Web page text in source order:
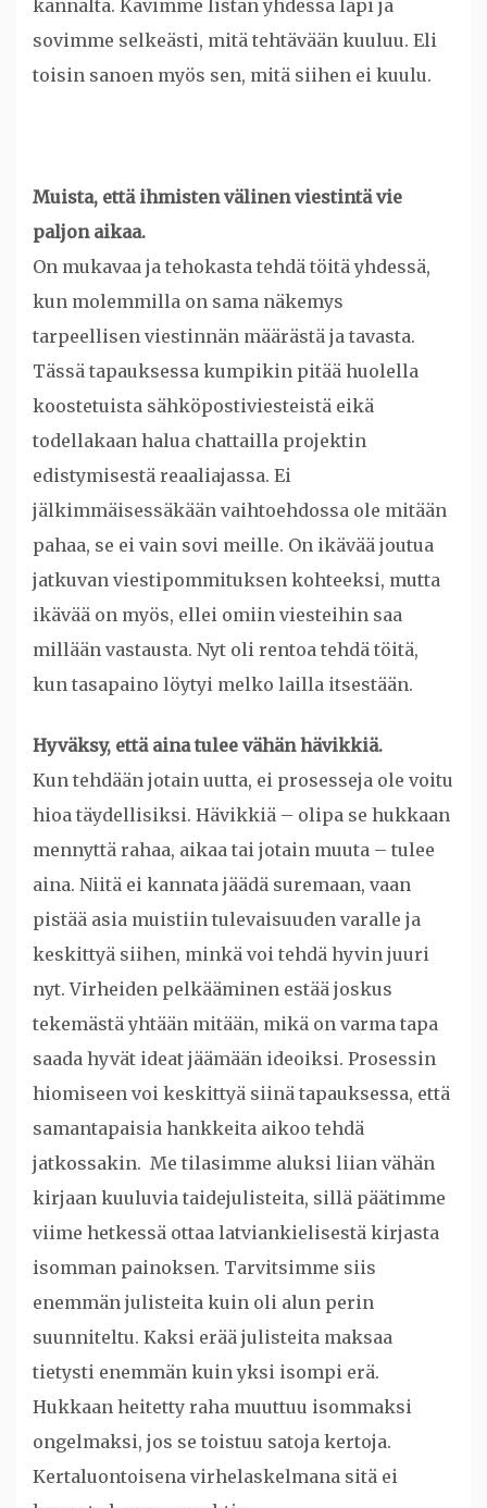
kannalta. Kävimme listan yhdessä läpi ja
sovimme selkeästi, mitä tehtävään kuuluu. Eli
toisin sanoen myös sen, mitä siihen ei kuulu.
Muista, että ihmisten välinen viestintä vie
paljon aikaa.
On mukavaa ja tehokasta tehdä töitä yhdessä,
kun molemmilla on sama näkemys
tarpeellisen viestinnän määrästä ja tavasta.
Tässä tapauksessa kumpikin pitää huolella
koostetuista sähköpostiviesteistä eikä
todellakaan halua chattailla projektin
edistymisestä reaaliajassa. Ei
jälkimmäisessäkään vaihtoehdossa ole mitään
pahaa, se ei vain sovi meille. On ikävää joutua
jatkuvan viestipommituksen kohteeksi, mutta
ikävää on myös, ellei omiin viesteihin saa
millään vastausta. Nyt oli rentoa tehdä töitä,
kun tasapaino löytyi melko lailla itsestään.
Hyväksy, että aina tulee vähän hävikkiä.
Kun tehdään jotain uutta, ei prosesseja ole voitu
hioa täydellisiksi. Hävikkiä – olipa se hukkaan
mennyttä rahaa, aikaa tai jotain muuta – tulee
aina. Niitä ei kannata jäädä suremaan, vaan
pistää asia muistiin tulevaisuuden varalle ja
keskittyä siihen, minkä voi tehdä hyvin juuri
nyt. Virheiden pelkääminen estää joskus
tekemästä yhtään mitään, mikä on varma tapa
saada hyvät ideat jäämään ideoiksi. Prosessin
hiomiseen voi keskittyä siinä tapauksessa, että
samantapaisia hankkeita aikoo tehdä
jatkossakin. Me tilasimme aluksi liian vähän
kirjaan kuuluvia taidejulisteita, sillä päätimme
viime hetkessä ottaa latviankielisestä kirjasta
isomman painoksen. Tarvitsimme siis
enemmän julisteita kuin oli alun perin
suunniteltu. Kaksi erää julisteita maksaa
tietysti enemmän kuin yksi isompi erä.
Hukkaan heitetty raha muuttuu isommaksi
ongelmaksi, jos se toistuu satoja kertoja.
Kertaluontoisena virhelaskelmana sitä ei